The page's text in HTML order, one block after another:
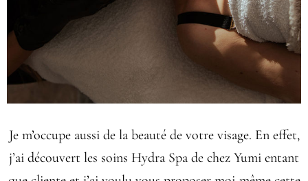
Je m’occupe aussi de la beauté de votre visage. En effet,
j’ai découvert les soins Hydra Spa de chez Yumi entant